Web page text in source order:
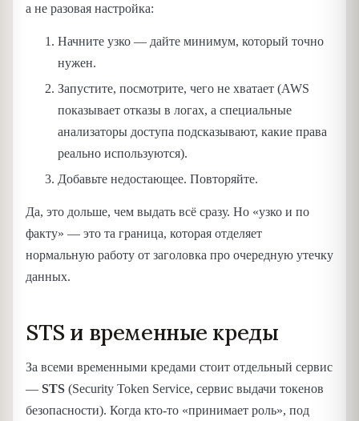
а не разовая настройка:
Начните узко — дайте минимум, который точно
нужен.
Запустите, посмотрите, чего не хватает (AWS
показывает отказы в логах, а специальные
анализаторы доступа подсказывают, какие права
реально используются).
Добавьте недостающее. Повторяйте.
Да, это дольше, чем выдать всё сразу. Но «узко и по
факту» — это та граница, которая отделяет
нормальную работу от заголовка про очередную утечку
данных.
STS и временные креды
За всеми временными кредами стоит отдельный сервис
— STS (Security Token Service, сервис выдачи токенов
безопасности). Когда кто-то «принимает роль», под